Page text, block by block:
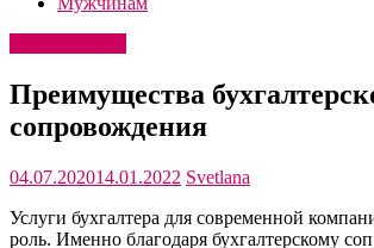
Преимущества
сопровождения
04.07.202014.01.2022 Svetlana
Услуги бухгалтера для современной
роль. Именно благодаря бухгалтерскому